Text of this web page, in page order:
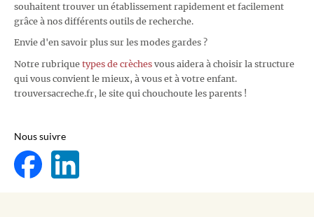
souhaitent trouver un établissement rapidement et facilement
grâce à nos différents outils de recherche.
Envie d'en savoir plus sur les modes gardes ?
Notre rubrique types de crèches vous aidera à choisir la structure
qui vous convient le mieux, à vous et à votre enfant.
trouversacreche.fr, le site qui chouchoute les parents !
Nous suivre